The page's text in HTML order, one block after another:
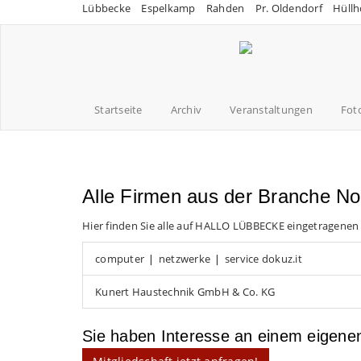
Lübbecke Espelkamp Rahden Pr. Oldendorf
Startseite Archiv Veranstaltungen
Alle Firmen aus der Branche
Hier finden Sie alle auf HALLO LÜBBECKE
computer ❘ netzwerke ❘ service dokuz.it
Kunert Haustechnik GmbH & Co. KG
Sie haben Interesse an einem